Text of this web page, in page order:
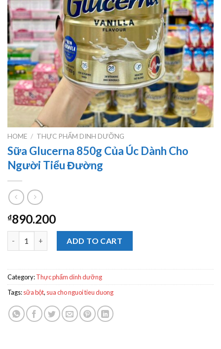
HOME / THỰC PHẨM DINH DƯỠNG
Sữa Glucerna 850g Của Úc Dành Cho
Người Tiểu Đường
₫890.200
ADD TO CART
Category:Thực phẩm dinh dưỡng
Tags:sữa bột, sua cho nguoi tieu duong